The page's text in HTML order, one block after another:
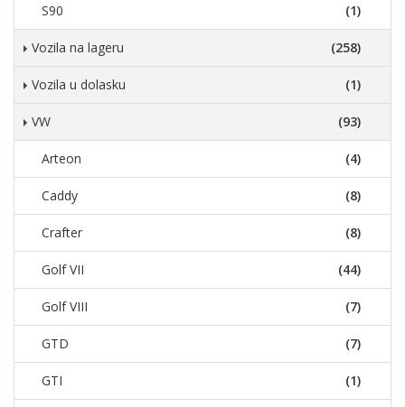
S90 (1)
Vozila na lageru (258)
Vozila u dolasku (1)
VW (93)
Arteon (4)
Caddy (8)
Crafter (8)
Golf VII (44)
Golf VIII (7)
GTD (7)
GTI (1)